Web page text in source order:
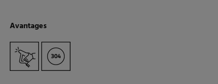
Avantages